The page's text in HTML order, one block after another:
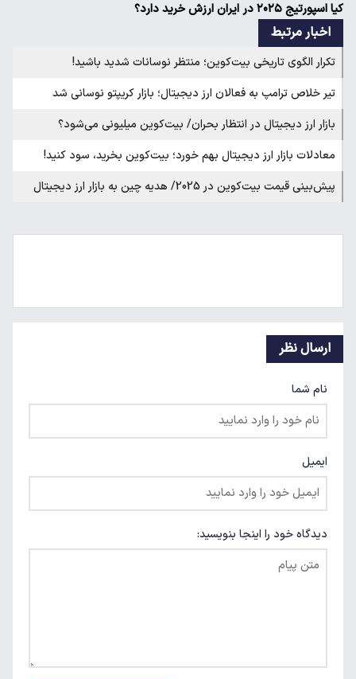
کیا اسپورتیج ۲۰۲۵ در ایران ارزش خرید دارد؟
اخبار مرتبط
تکرار الگوی تاریخی بیت‌کوین؛ منتظر نوسانات شدید باشید!
تیر خلاص ترامپ به فعالان ارز دیجیتال؛ بازار کریپتو نوسانی شد
بازار ارز دیجیتال در انتظار بحران/ بیت‌کوین میلیونی می‌شود؟
معادلات بازار ارز دیجیتال بهم خورد؛ بیت‌کوین بخرید، سود کنید!
پیش‌بینی قیمت بیت‌کوین در 2025/ هدیه چین به بازار ارز دیجیتال
ارسال نظر
نام شما
ایمیل
دیدگاه خود را اینجا بنویسید: